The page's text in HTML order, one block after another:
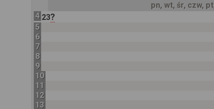
pn, wt, śr, czw,
4 23?
5
6
7
8
9
10
11
12
13